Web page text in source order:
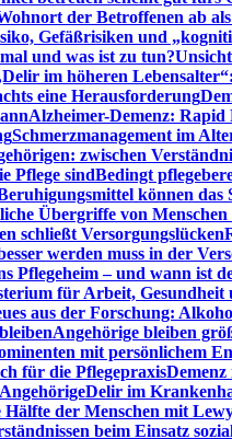
der Betroffenen ab
Gefäßrisiken und
und was ist zu tun?
im höheren
eine Herausforderung
Alzheimer-Demenz:
Schmerzmanagement im
zwischen
Pflege sindBedingt
können das
Übergriffe von Menschen
schließt Versorgungslücken
werden muss in der
Pflegeheim – und wann ist
für Arbeit, Gesundheit
aus der Forschung:
Angehörige bleiben
mit persönlichem
für die Pflegepraxis
Delir im
der Menschen mit
beim Einsatz